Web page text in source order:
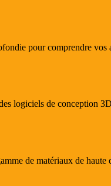
pour comprendre vos
logiciels de conception
de matériaux de